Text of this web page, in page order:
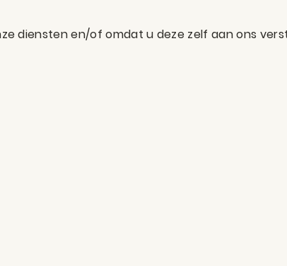
diensten en/of omdat u deze zelf aan ons